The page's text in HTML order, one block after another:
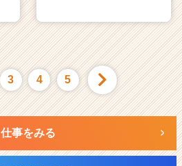
3 4 5
仕事をみる